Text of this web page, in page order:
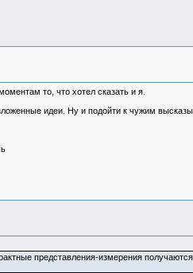
то, что хотел сказать и я.
идеи. Ну и подойти к чужим
представления-измерения